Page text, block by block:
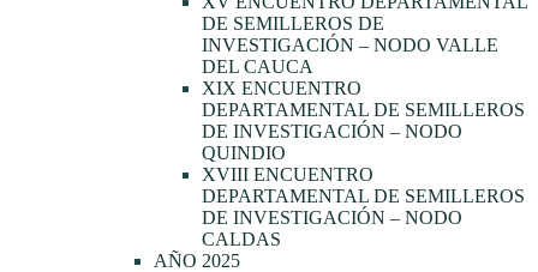
DE SEMILLEROS DE
INVESTIGACIÓN – NODO VALLE
DEL CAUCA
XIX ENCUENTRO
DEPARTAMENTAL DE SEMILLEROS
DE INVESTIGACIÓN – NODO
QUINDIO
XVIII ENCUENTRO
DEPARTAMENTAL DE SEMILLEROS
DE INVESTIGACIÓN – NODO
CALDAS
AÑO 2025